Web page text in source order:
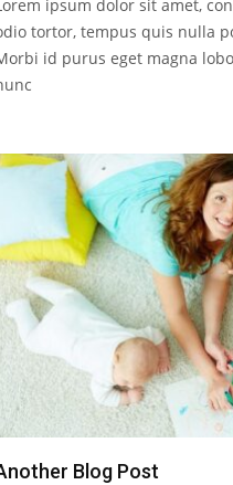
ipsum dolor sit amet,
tortor, tempus quis nulla
id purus eget magna
Blog Post